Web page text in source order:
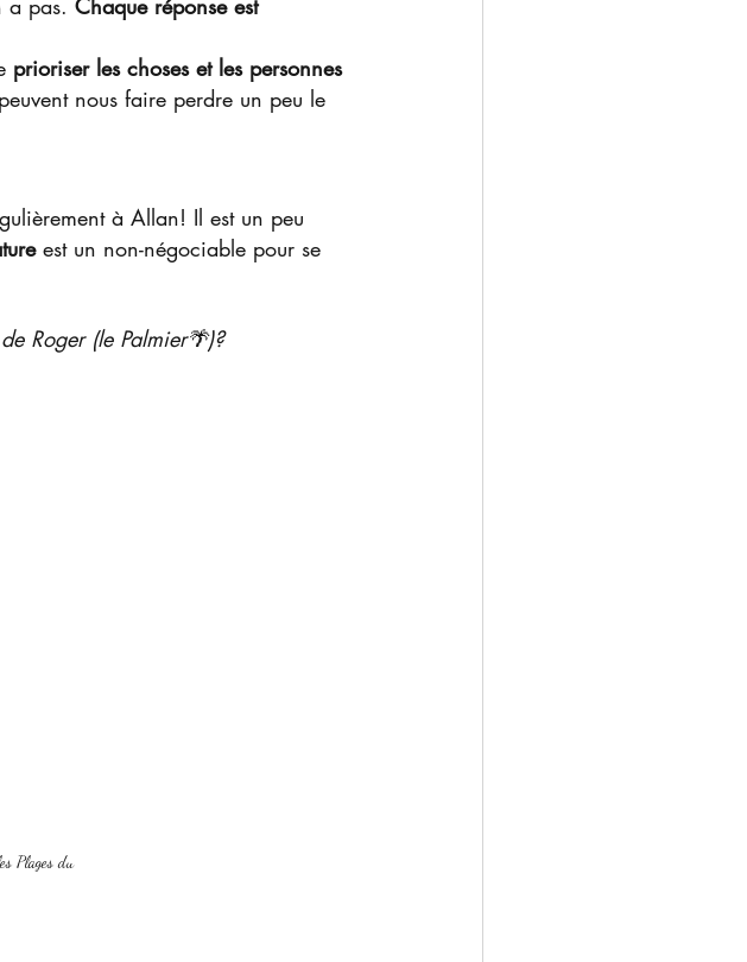
a pas. Chaque réponse est
prioriser les choses et les personnes
nous faire perdre un peu le
à Allan! Il est un peu
est un non-négociable pour se
Roger (le Palmier🌴)?
Plages du